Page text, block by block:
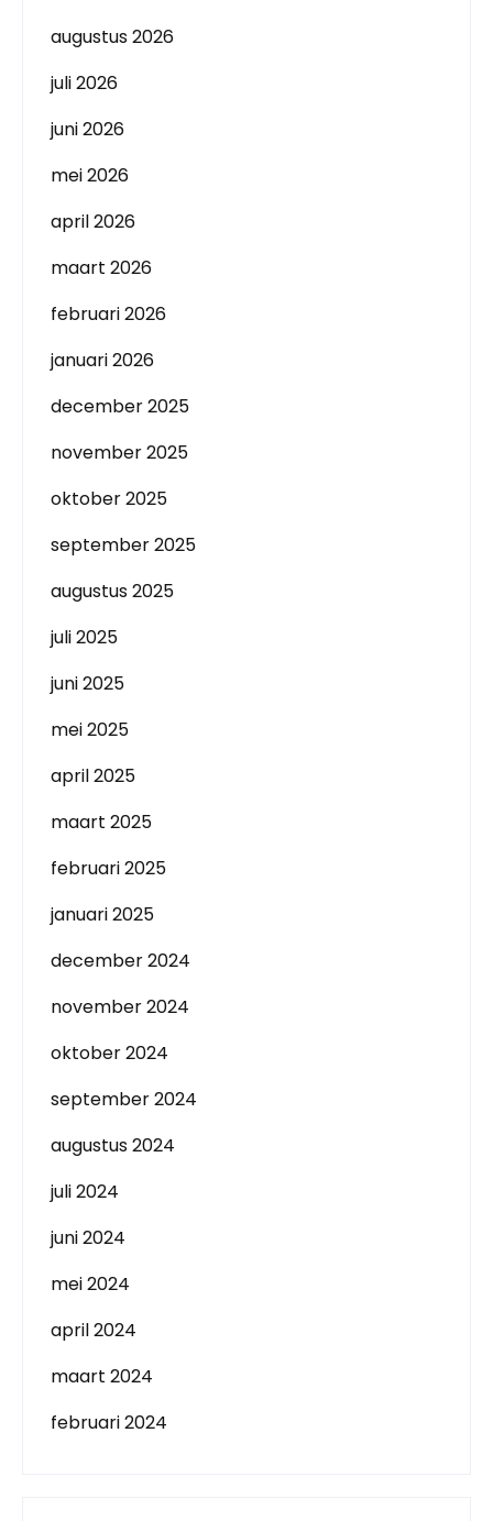
augustus 2026
juli 2026
juni 2026
mei 2026
april 2026
maart 2026
februari 2026
januari 2026
december 2025
november 2025
oktober 2025
september 2025
augustus 2025
juli 2025
juni 2025
mei 2025
april 2025
maart 2025
februari 2025
januari 2025
december 2024
november 2024
oktober 2024
september 2024
augustus 2024
juli 2024
juni 2024
mei 2024
april 2024
maart 2024
februari 2024